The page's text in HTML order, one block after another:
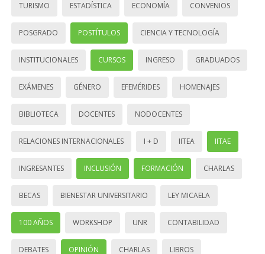
TURISMO ESTADÍSTICA ECONOMÍA CONVENIOS
POSGRADO POSTÍTULOS CIENCIA Y TECNOLOGÍA
INSTITUCIONALES CURSOS INGRESO GRADUADOS
EXÁMENES GÉNERO EFEMÉRIDES HOMENAJES
BIBLIOTECA DOCENTES NODOCENTES
RELACIONES INTERNACIONALES I + D IITEA IITAE
INGRESANTES INCLUSIÓN FORMACIÓN CHARLAS
BECAS BIENESTAR UNIVERSITARIO LEY MICAELA
100 AÑOS WORKSHOP UNR CONTABILIDAD
DEBATES OPINIÓN CHARLAS LIBROS